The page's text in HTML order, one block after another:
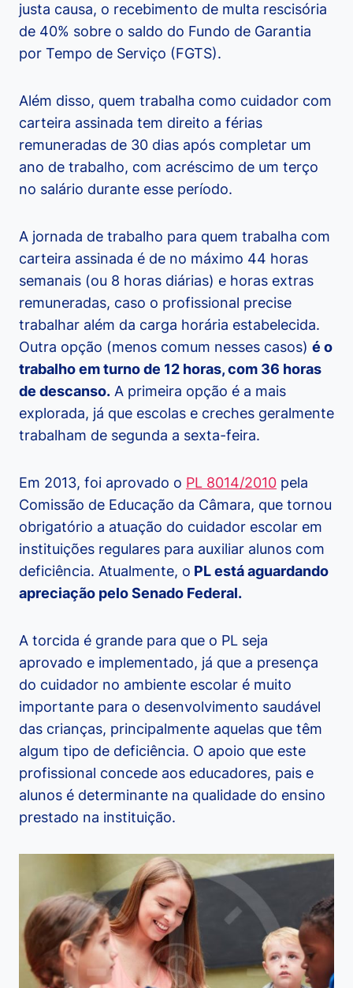
justa causa, o recebimento de multa rescisória
de 40% sobre o saldo do Fundo de Garantia
por Tempo de Serviço (FGTS).
Além disso, quem trabalha como cuidador com
carteira assinada tem direito a férias
remuneradas de 30 dias após completar um
ano de trabalho, com acréscimo de um terço
no salário durante esse período.
A jornada de trabalho para quem trabalha com
carteira assinada é de no máximo 44 horas
semanais (ou 8 horas diárias) e horas extras
remuneradas, caso o profissional precise
trabalhar além da carga horária estabelecida.
Outra opção (menos comum nesses casos) é o
trabalho em turno de 12 horas, com 36 horas
de descanso. A primeira opção é a mais
explorada, já que escolas e creches geralmente
trabalham de segunda a sexta-feira.
Em 2013, foi aprovado o PL 8014/2010 pela
Comissão de Educação da Câmara, que tornou
obrigatório a atuação do cuidador escolar em
instituições regulares para auxiliar alunos com
deficiência. Atualmente, o PL está aguardando
apreciação pelo Senado Federal.
A torcida é grande para que o PL seja
aprovado e implementado, já que a presença
do cuidador no ambiente escolar é muito
importante para o desenvolvimento saudável
das crianças, principalmente aquelas que têm
algum tipo de deficiência. O apoio que este
profissional concede aos educadores, pais e
alunos é determinante na qualidade do ensino
prestado na instituição.